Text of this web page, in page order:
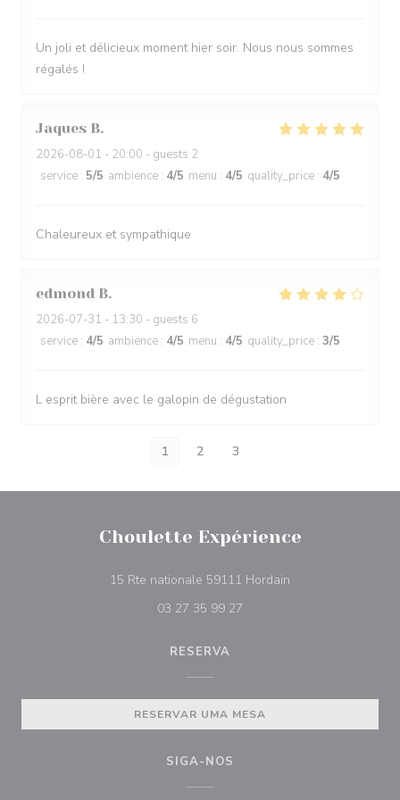
Un joli et délicieux moment hier soir. Nous nous sommes
régalés !
Jaques B
2026-08-01 - 20:00 - guests 2
service : 5/5 ambience : 4/5 menu : 4/5 quality_price : 4/5
Chaleureux et sympathique
edmond B
2026-07-31 - 13:30 - guests 6
service : 4/5 ambience : 4/5 menu : 4/5 quality_price : 3/5
L esprit bière avec le galopin de dégustation
1 2 3
Choulette Expérience
15 Rte nationale 59111 Hordain
03 27 35 99 27
RESERVA
RESERVAR UMA MESA
SIGA-NOS